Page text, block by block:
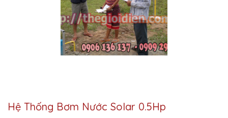
Hệ Thống Bơm Nước Solar 0.5Hp